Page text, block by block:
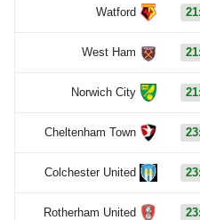
Watford
West Ham
Norwich City
Cheltenham Town
Colchester United
Rotherham United